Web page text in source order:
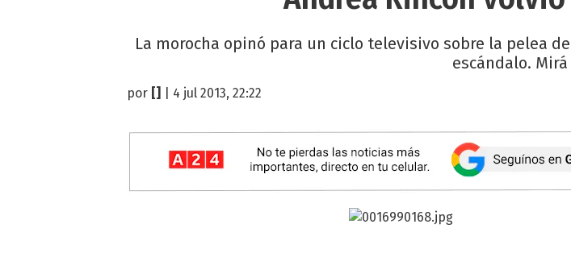
La morocha opinó para un ciclo televisivo sobre la pelea
escándalo.
por | 4 jul 2013, 22:22